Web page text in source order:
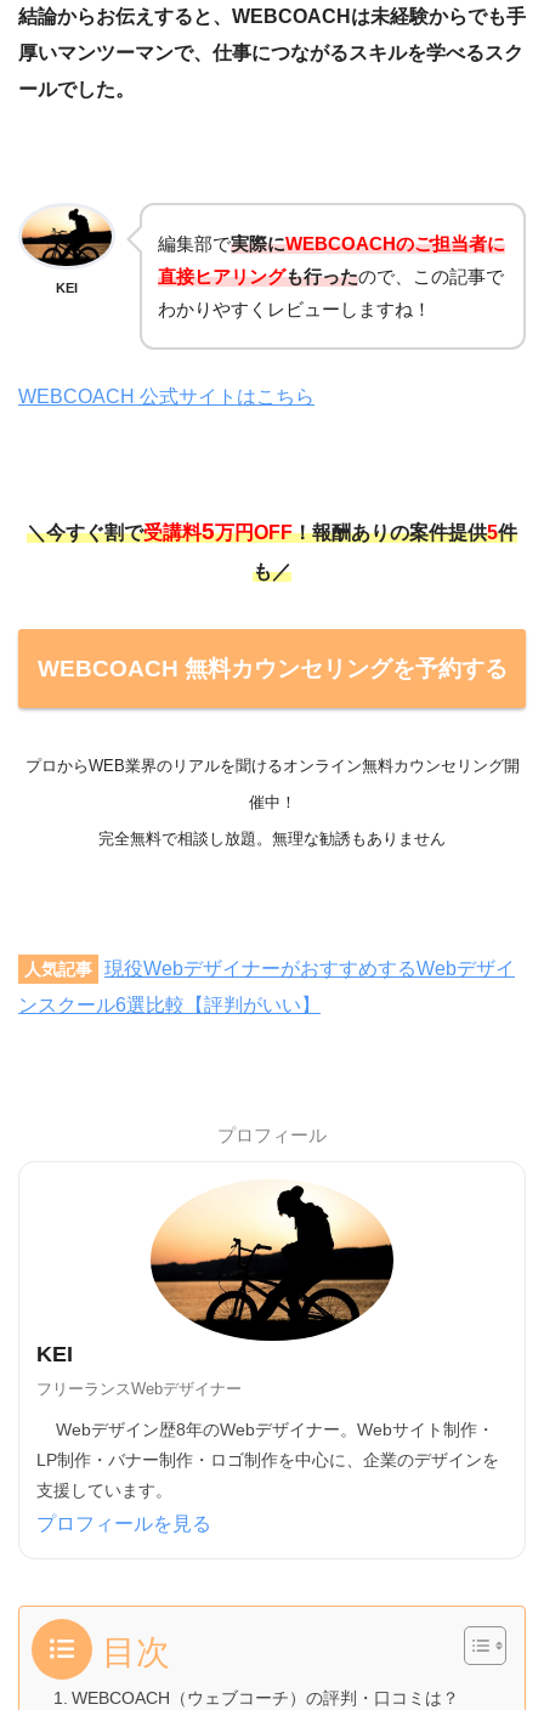
結論からお伝えすると、WEBCOACHは未経験からでも手
厚いマンツーマンで、仕事につながるスキルを学べるスク
ールでした。
KEI
編集部で実際にWEBCOACHのご担当者に
直接ヒアリングも行ったので、この記事で
わかりやすくレビューしますね！
WEBCOACH 公式サイトはこちら
＼今すぐ割で受講料5万円OFF！報酬ありの案件提供5件
も／
WEBCOACH 無料カウンセリングを予約する
プロからWEB業界のリアルを聞けるオンライン無料カウンセリング開
催中！
完全無料で相談し放題。無理な勧誘もありません
人気記事
現役WebデザイナーがおすすめするWebデザイ
ンスクール6選比較【評判がいい】
プロフィール
KEI
フリーランスWebデザイナー
Webデザイン歴8年のWebデザイナー。Webサイト制作・
LP制作・バナー制作・ロゴ制作を中心に、企業のデザインを
支援しています。
プロフィールを見る
目次
WEBCOACH（ウェブコーチ）の評判・口コミは？